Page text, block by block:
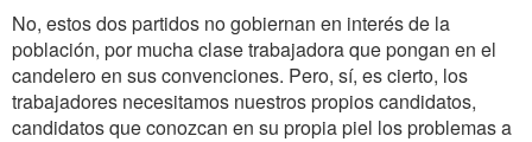
No, estos dos partidos no gobiernan en interés de la
población, por mucha clase trabajadora que pongan en el
candelero en sus convenciones. Pero, sí, es cierto, los
trabajadores necesitamos nuestros propios candidatos,
candidatos que conozcan en su propia piel los problemas a